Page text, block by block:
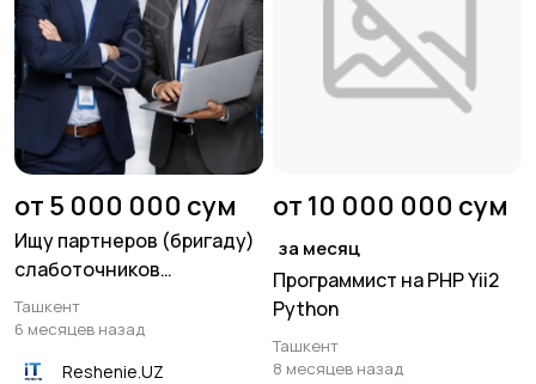
от 5 000 000 сум
Ищу партнеров (бригаду)
слаботочников
монтажников СКС
Ташкент
6 месяцев назад
Reshenie.UZ
от 10 000 000 сум
за месяц
Программист на PHP Yii2
Python
Ташкент
8 месяцев назад